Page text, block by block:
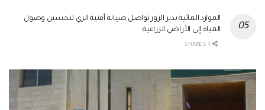
الموارد المائية بدير الزور تواصل صيانة أقنية الري لتحسين وصول
المياه إلى الأراضي الزراعية